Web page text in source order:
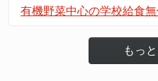
有機野菜中心の学校給食
もっ